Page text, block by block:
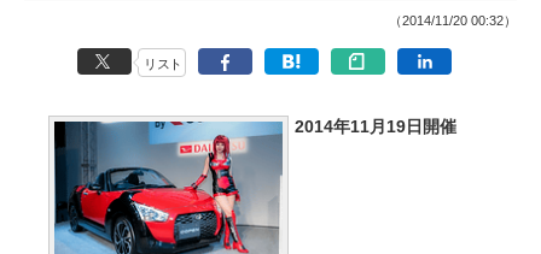
（2014/11/20 00:32）
リスト
2014年11月19日開催